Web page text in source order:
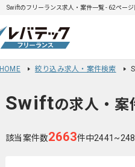
Swiftのフリーランス求人・案件一覧 - 62ページ
HOME 絞り込み求人・案件検索
Swiftの求人・案
該当案件数2663件中